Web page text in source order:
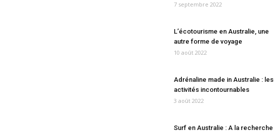
7 septembre 2022
L’écotourisme en Australie, une
autre forme de voyage
10 août 2022
Adrénaline made in Australie : les
activités incontournables
3 août 2022
Surf en Australie : A la recherche